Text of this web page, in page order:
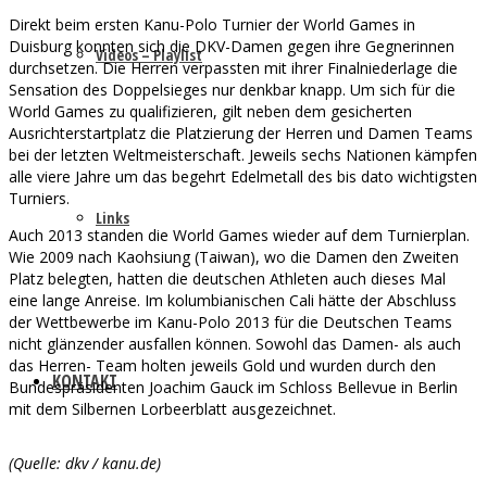
Videos – Playlist
Links
KONTAKT
Direkt beim ersten Kanu-Polo Turnier der World Games in
Duisburg konnten sich die DKV-Damen gegen ihre Gegnerinnen
durchsetzen. Die Herren verpassten mit ihrer Finalniederlage die
Sensation des Doppelsieges nur denkbar knapp. Um sich für die
World Games zu qualifizieren, gilt neben dem gesicherten
Ausrichterstartplatz die Platzierung der Herren und Damen Teams
bei der letzten Weltmeisterschaft. Jeweils sechs Nationen kämpfen
alle viere Jahre um das begehrt Edelmetall des bis dato wichtigsten
Turniers.
Auch 2013 standen die World Games wieder auf dem Turnierplan.
Wie 2009 nach Kaohsiung (Taiwan), wo die Damen den Zweiten
Platz belegten, hatten die deutschen Athleten auch dieses Mal
eine lange Anreise. Im kolumbianischen Cali hätte der Abschluss
der Wettbewerbe im Kanu-Polo 2013 für die Deutschen Teams
nicht glänzender ausfallen können. Sowohl das Damen- als auch
das Herren- Team holten jeweils Gold und wurden durch den
Bundespräsidenten Joachim Gauck im Schloss Bellevue in Berlin
mit dem Silbernen Lorbeerblatt ausgezeichnet.
(Quelle: dkv / kanu.de)